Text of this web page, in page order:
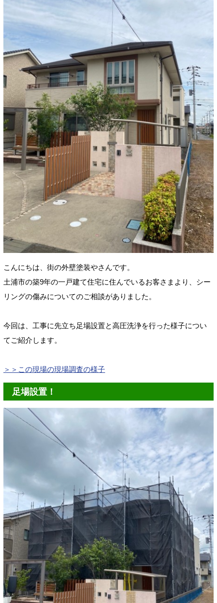
こんにちは、街の外壁塗装やさんです。
土浦市の築9年の一戸建て住宅に住んでいるお客さまより、シー
リングの傷みについてのご相談がありました。
今回は、工事に先立ち足場設置と高圧洗浄を行った様子につい
てご紹介します。
＞＞この現場の現場調査の様子
足場設置！